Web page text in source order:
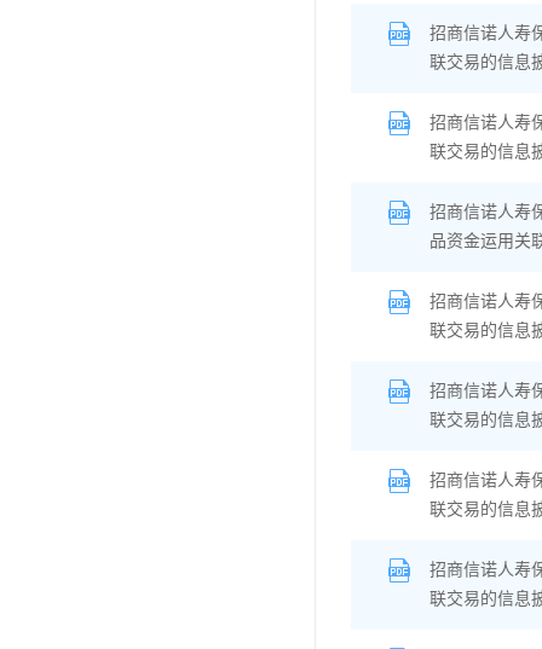
招商信诺人寿
联交易的信息
招商信诺人寿
联交易的信息
招商信诺人寿
品资金运用关
招商信诺人寿
联交易的信息
招商信诺人寿
联交易的信息
招商信诺人寿
联交易的信息
招商信诺人寿
联交易的信息